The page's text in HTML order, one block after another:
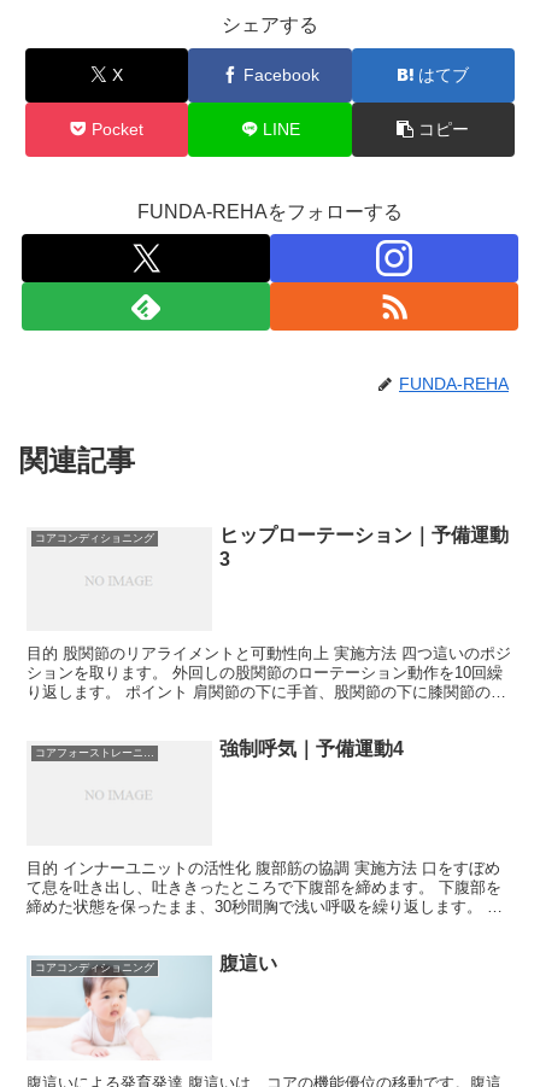
シェアする
X Facebook はてブ
Pocket LINE コピー
FUNDA-REHAをフォローする
FUNDA-REHA
関連記事
コアコンディショニング
ヒップローテーション｜予備運動
3
目的 股関節のリアライメントと可動性向上 実施方法 四つ這いのポジ
ションを取ります。 外回しの股関節のローテーション動作を10回繰
り返します。 ポイント 肩関節の下に手首、股関節の下に膝関節のポ
コアフォーストレーニング 強制呼気｜予備運動4
目的 インナーユニットの活性化 腹部筋の協調 実施方法 口をすぼめ
て息を吐き出し、吐ききったところで下腹部を締めます。 下腹部を
締めた状態を保ったまま、30秒間胸で浅い呼吸を繰り返します。 ポ
コアコンディショニング 腹這い
腹這いによる発育発達 腹這いは、コアの機能優位の移動です。腹這